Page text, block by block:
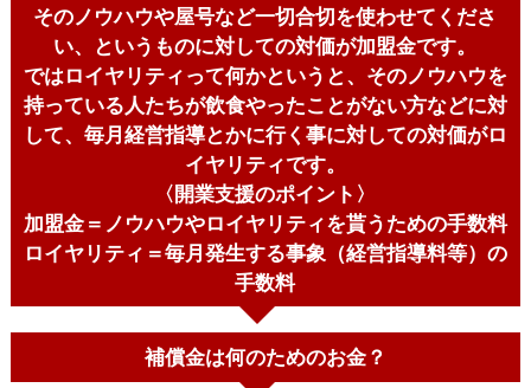
そのノウハウや屋号など一切合切を使わせてくださ
い、というものに対しての対価が加盟金です。
ではロイヤリティって何かというと、そのノウハウを
持っている人たちが飲食やったことがない方などに対
して、毎月経営指導とかに行く事に対しての対価がロ
イヤリティです。
〈開業支援のポイント〉
加盟金＝ノウハウやロイヤリティを貰うための手数料
ロイヤリティ＝毎月発生する事象（経営指導料等）の
手数料
補償金は何のためのお金？